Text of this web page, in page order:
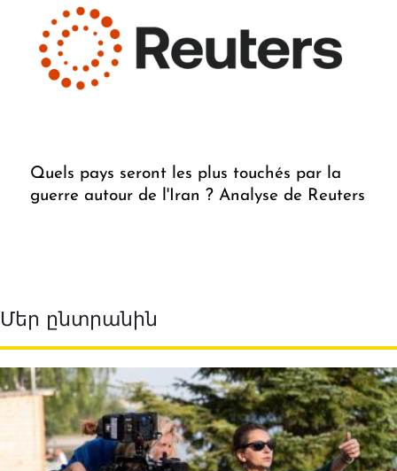
Quels pays seront les plus touchés par la
guerre autour de l'Iran ? Analyse de Reuters
Մեր ընտրանին